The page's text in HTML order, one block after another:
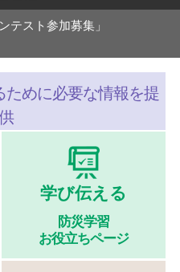
テスト参加募集」
めに必要な情報を提
学び伝える
防災学習
お役立ちページ